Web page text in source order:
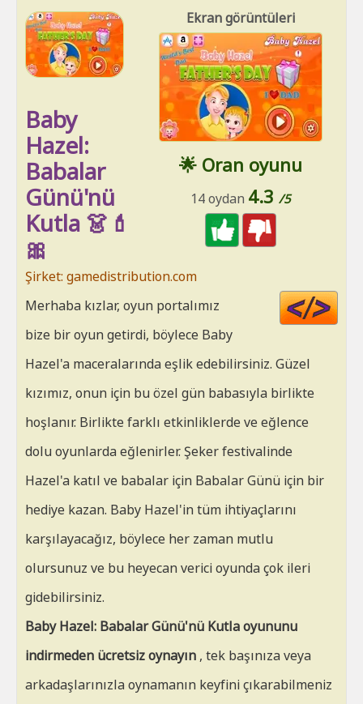
Ekran görüntüleri
🌟 Oran oyunu
14 oydan 4.3 /5
Baby
Hazel:
Babalar
Günü'nü
Kutla 👗💄
🎀
Şirket: gamedistribution.com
Merhaba kızlar, oyun portalımız
bize bir oyun getirdi, böylece Baby
Hazel'a maceralarında eşlik edebilirsiniz. Güzel
kızımız, onun için bu özel gün babasıyla birlikte
hoşlanır. Birlikte farklı etkinliklerde ve eğlence
dolu oyunlarda eğlenirler. Şeker festivalinde
Hazel'a katıl ve babalar için Babalar Günü için bir
hediye kazan. Baby Hazel'in tüm ihtiyaçlarını
karşılayacağız, böylece her zaman mutlu
olursunuz ve bu heyecan verici oyunda çok ileri
gidebilirsiniz.
Baby Hazel: Babalar Günü'nü Kutla oyununu
indirmeden ücretsiz oynayın , tek başınıza veya
arkadaşlarınızla oynamanın keyfini çıkarabilmeniz